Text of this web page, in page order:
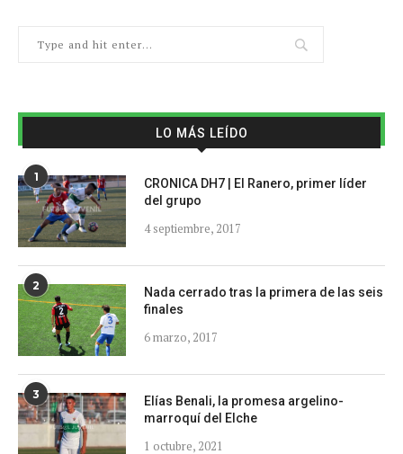
LO MÁS LEÍDO
1
CRONICA DH7 | El Ranero, primer líder
del grupo
4 septiembre, 2017
2
Nada cerrado tras la primera de las seis
finales
6 marzo, 2017
3
Elías Benali, la promesa argelino-
marroquí del Elche
1 octubre, 2021